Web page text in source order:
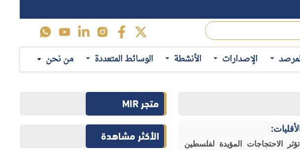
الإصدارات الأنشطة الوسائط المتعددة من نحن
الاحتجاجات المؤيدة لفلسطين
متجر MIR
الأكثر مشاهدة